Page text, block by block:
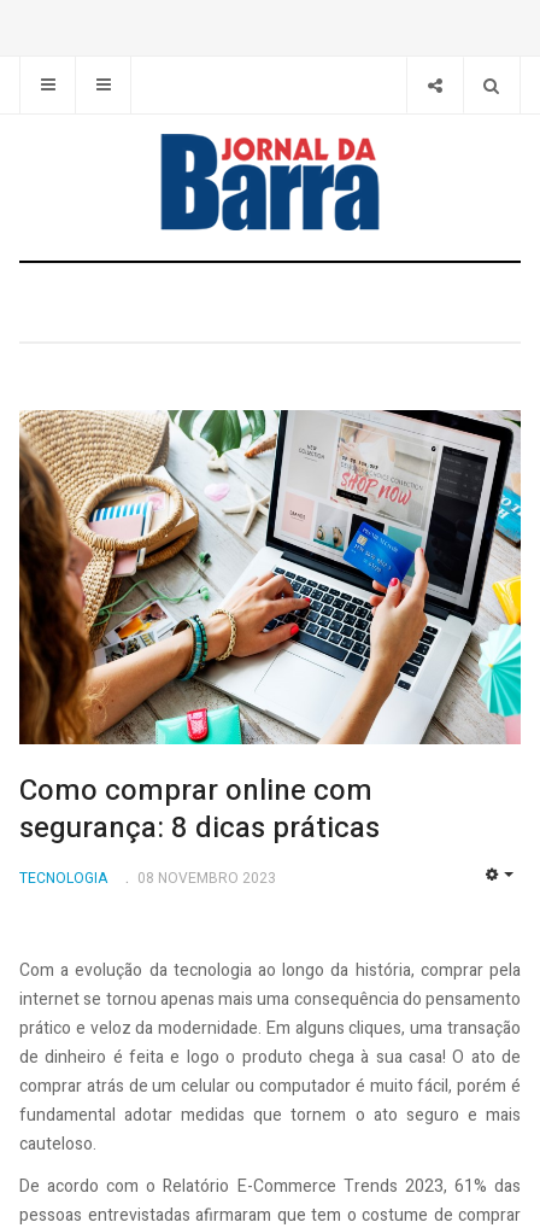
Como comprar online com
segurança: 8 dicas práticas
TECNOLOGIA 08 NOVEMBRO 2023
Com a evolução da tecnologia ao longo da história, comprar pela
internet se tornou apenas mais uma consequência do pensamento
prático e veloz da modernidade. Em alguns cliques, uma transação
de dinheiro é feita e logo o produto chega à sua casa! O ato de
comprar atrás de um celular ou computador é muito fácil, porém é
fundamental adotar medidas que tornem o ato seguro e mais
cauteloso.
De acordo com o Relatório E-Commerce Trends 2023, 61% das
pessoas entrevistadas afirmaram que tem o costume de comprar